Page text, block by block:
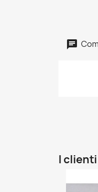
I